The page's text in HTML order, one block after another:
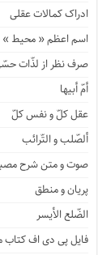
ادراک کمالات عقلی
اسم اعظم « محیط »
صرف نظر از لذّات
أمّ أبیها
عقل کلّ و نفس کلّ
ألصّلب و التّرائب
صوت و متن شرح
پریان و منطق
الضّلع الأیسر
فایل پی دی اف کتاب